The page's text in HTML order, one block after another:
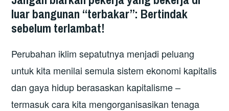
luar bangunan “terbakar”: Bertindak
sebelum terlambat!
Perubahan iklim sepatutnya menjadi peluang
untuk kita menilai semula sistem ekonomi kapitalis
dan gaya hidup berasaskan kapitalisme –
termasuk cara kita mengorganisasikan tenaga